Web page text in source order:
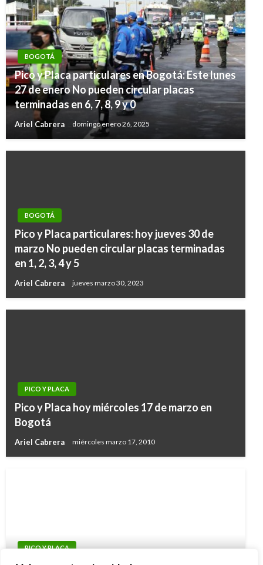
BOGOTÁ
Pico y Placa particulares en Bogotá: Este lunes
27 de enero No pueden circular placas
terminadas en 6, 7, 8, 9 y 0
Ariel Cabrera domingo enero 26, 2025
BOGOTÁ
Pico y Placa particulares: hoy jueves 30 de
marzo No pueden circular placas terminadas
en 1, 2, 3, 4 y 5
Ariel Cabrera jueves marzo 30, 2023
PICO Y PLACA
Pico y Placa hoy miércoles 17 de marzo en
Bogotá
Ariel Cabrera miércoles marzo 17, 2010
PICO Y PLACA